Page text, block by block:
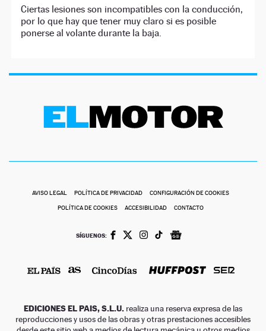
Ciertas lesiones son incompatibles con la conducción,
por lo que hay que tener muy claro si es posible
ponerse al volante durante la baja.
AVISO LEGAL POLÍTICA DE PRIVACIDAD CONFIGURACIÓN DE COOKIES
POLÍTICA DE COOKIES ACCESIBILIDAD CONTACTO
SÍGUENOS:
EDICIONES EL PAIS, S.L.U. realiza una reserva expresa de las
reproducciones y usos de las obras y otras prestaciones accesibles